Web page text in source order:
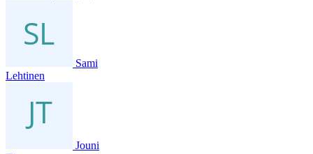
Sami
Lehtinen
Jouni